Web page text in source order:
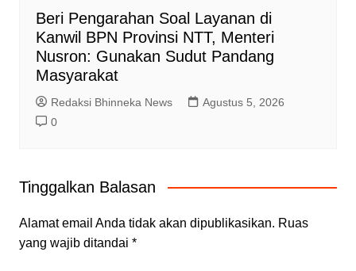
Beri Pengarahan Soal Layanan di
Kanwil BPN Provinsi NTT, Menteri
Nusron: Gunakan Sudut Pandang
Masyarakat
Redaksi Bhinneka News
Agustus 5, 2026
0
Tinggalkan Balasan
Alamat email Anda tidak akan dipublikasikan. Ruas
yang wajib ditandai *